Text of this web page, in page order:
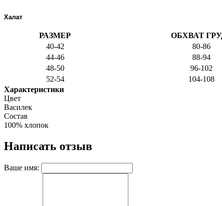
Халат
РАЗМЕР
ОБХВАТ
40-42
80-86
44-46
88-94
48-50
96-102
52-54
104-108
Характеристики
Цвет
Василек
Состав
100% хлопок
Написать отзыв
Ваше имя: